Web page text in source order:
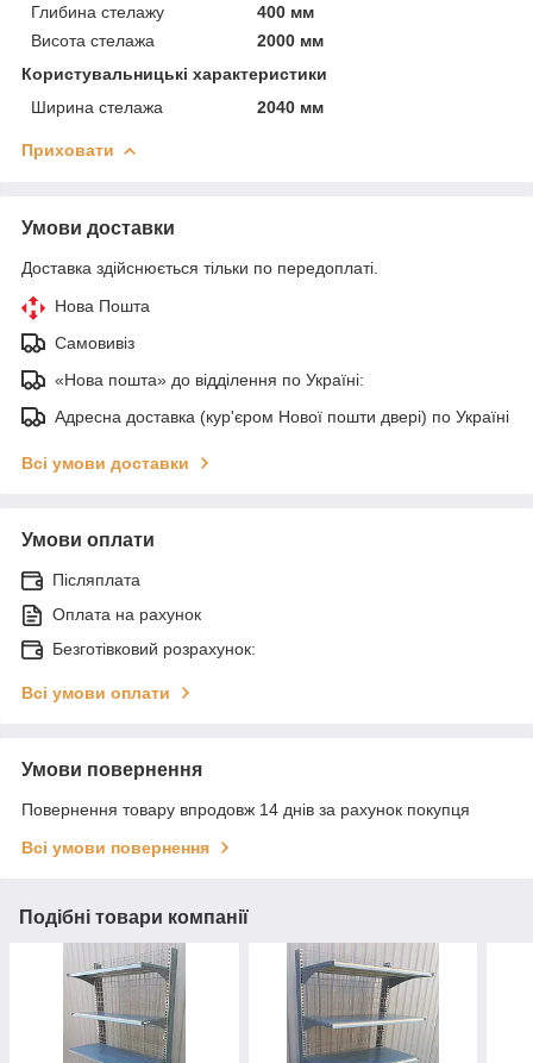
Глибина стелажу
400 мм
Висота стелажа
2000 мм
Користувальницькі характеристики
Ширина стелажа
2040 мм
Приховати
Умови доставки
Доставка здійснюється тільки по передоплаті.
Нова Пошта
Самовивіз
«Нова пошта» до відділення по Україні:
Адресна доставка (кур'єром Нової пошти двері) по Україні
Всі умови доставки
Умови оплати
Післяплата
Оплата на рахунок
Безготівковий розрахунок:
Всі умови оплати
Умови повернення
Повернення товару впродовж 14 днів за рахунок покупця
Всі умови повернення
Подібні товари компанії